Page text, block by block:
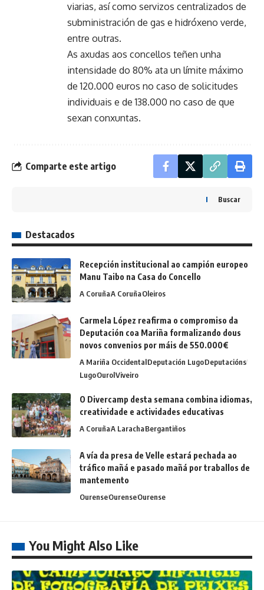
viarias, así como servizos centralizados de
subministración de gas e hidróxeno verde,
entre outras.
As axudas aos concellos teñen unha
intensidade do 80% ata un límite máximo
de 120.000 euros no caso de solicitudes
individuais e de 138.000 no caso de que
sexan conxuntas.
Comparte este artigo
Buscar
Destacados
Recepción institucional ao campión europeo
Manu Taibo na Casa do Concello
A CoruñaA CoruñaOleiros
Carmela López reafirma o compromiso da
Deputación coa Mariña formalizando dous
novos convenios por máis de 550.000€
A Mariña OccidentalDeputación LugoDeputacións
LugoOurolViveiro
O Divercamp desta semana combina idiomas,
creatividade e actividades educativas
A CoruñaA LarachaBergantiños
A vía da presa de Velle estará pechada ao
tráfico mañá e pasado mañá por traballos de
mantemento
OurenseOurenseOurense
You Might Also Like